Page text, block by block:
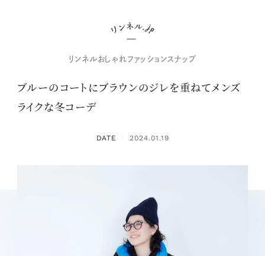
リンネルおしゃれファッションスナップ
ブルーのコートにブラウンのジレを重ねてメンズ
ライクな冬コーデ
DATE ： 2024.01.19